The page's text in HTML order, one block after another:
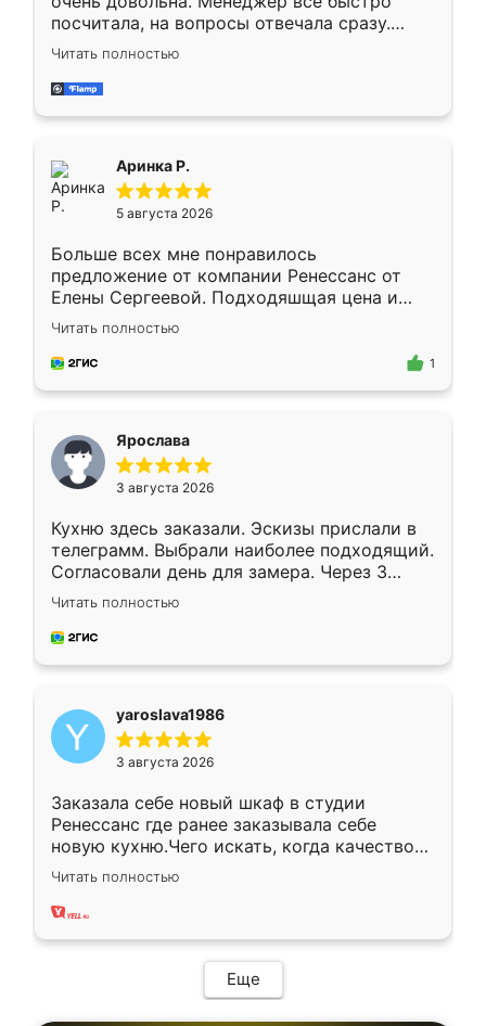
посчитала, на вопросы отвечала сразу.
Замерщик приехал в субботу, подошёл к
делу со всей ответственностью. Собрали
за день, ребята работали аккуратно, даже
Читать полностью
Аринка Р.
5 августа 2026
Больше всех мне понравилось
предложение от компании Ренессанс от
Елены Сергеевой. Подходяшщая цена и
короткие сроки изготовления. Приехавший
для замера сотрудник Владислав
предложил по моему эскизу самый
Читать полностью
1
Ярослава
3 августа 2026
Кухню здесь заказали. Эскизы прислали в
телеграмм. Выбрали наиболее подходящий.
Согласовали день для замера. Через 3
недели кухня была уже готова. Остались
довольны работой. Спасибо Ренессанс
мебель за качественную работу!
Читать полностью
yaroslava1986
3 августа 2026
Заказала себе новый шкаф в студии
Ренессанс где ранее заказывала себе
новую кухню.Чего искать, когда качеством
вполне довольна. Служит кухня уже почти
два года, нареканий нет.
Читать полностью
Еще